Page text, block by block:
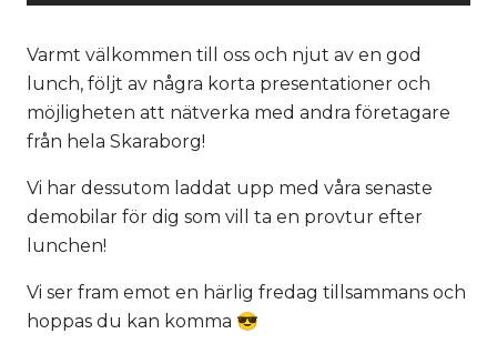
Varmt välkommen till oss och njut av en god
lunch, följt av några korta presentationer och
möjligheten att nätverka med andra företagare
från hela Skaraborg!
Vi har dessutom laddat upp med våra senaste
demobilar för dig som vill ta en provtur efter
lunchen!
Vi ser fram emot en härlig fredag tillsammans och
hoppas du kan komma 😎